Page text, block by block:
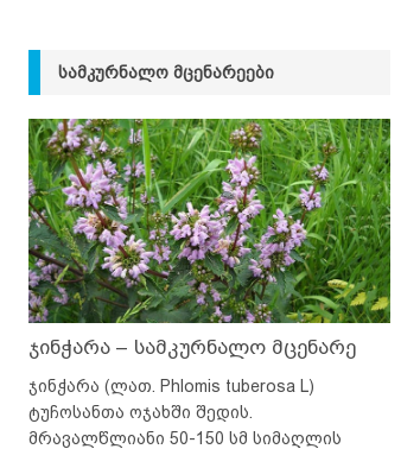
ᲡᲐᲛᲙᲣᲠᲜᲐᲚᲝ ᲛᲪᲔᲜᲐᲠᲔᲔᲑᲘ
ჯინჭარა – სამკურნალო მცენარე
ჯინჭარა (ლათ. Phlomis tuberosa L)
ტუჩოსანთა ოჯახში შედის.
მრავალწლიანი 50-150 სმ სიმაღლის